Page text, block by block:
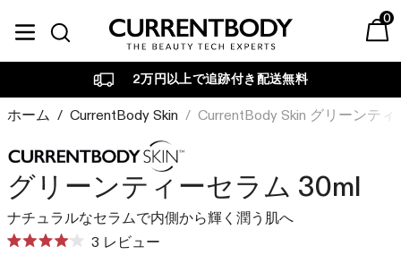
Currentbody JP
0
ベストセラー
LEDフェイスマスク
マルチライトマスク
LEDネック&デコルテマスク
LED頭皮・頭髪ケアデバイス
Currentbody Skin
LED 育毛デバイス
RF ラジオ波デバイス
LED
マルチライトマスク
美容テクノロジー別
LED RF・ラジオ波・高周波
LED
ラジオ波
赤外線
目的・お悩み別
肌ケア
エイジング
引き締め・たるみ
ニキビ・吹き出物
カレントボディについて
ビューティーテックジャ
ーナル
家庭用美容機器を専門的観
点から調査、レビューし、
詳しくご紹介します。
詳しく見る
ブランドについて
美容テクノロジーでスキン
ケアのあり方を革新してき
ました。
2万円以上で追跡付き配送無料
ホーム / CurrentBody Skin / CurrentBody Skin グリーンテ
グリーンティーセラム 30ml
ナチュラルなセラムで内側から輝く潤う肌へ
星
3 レビュー